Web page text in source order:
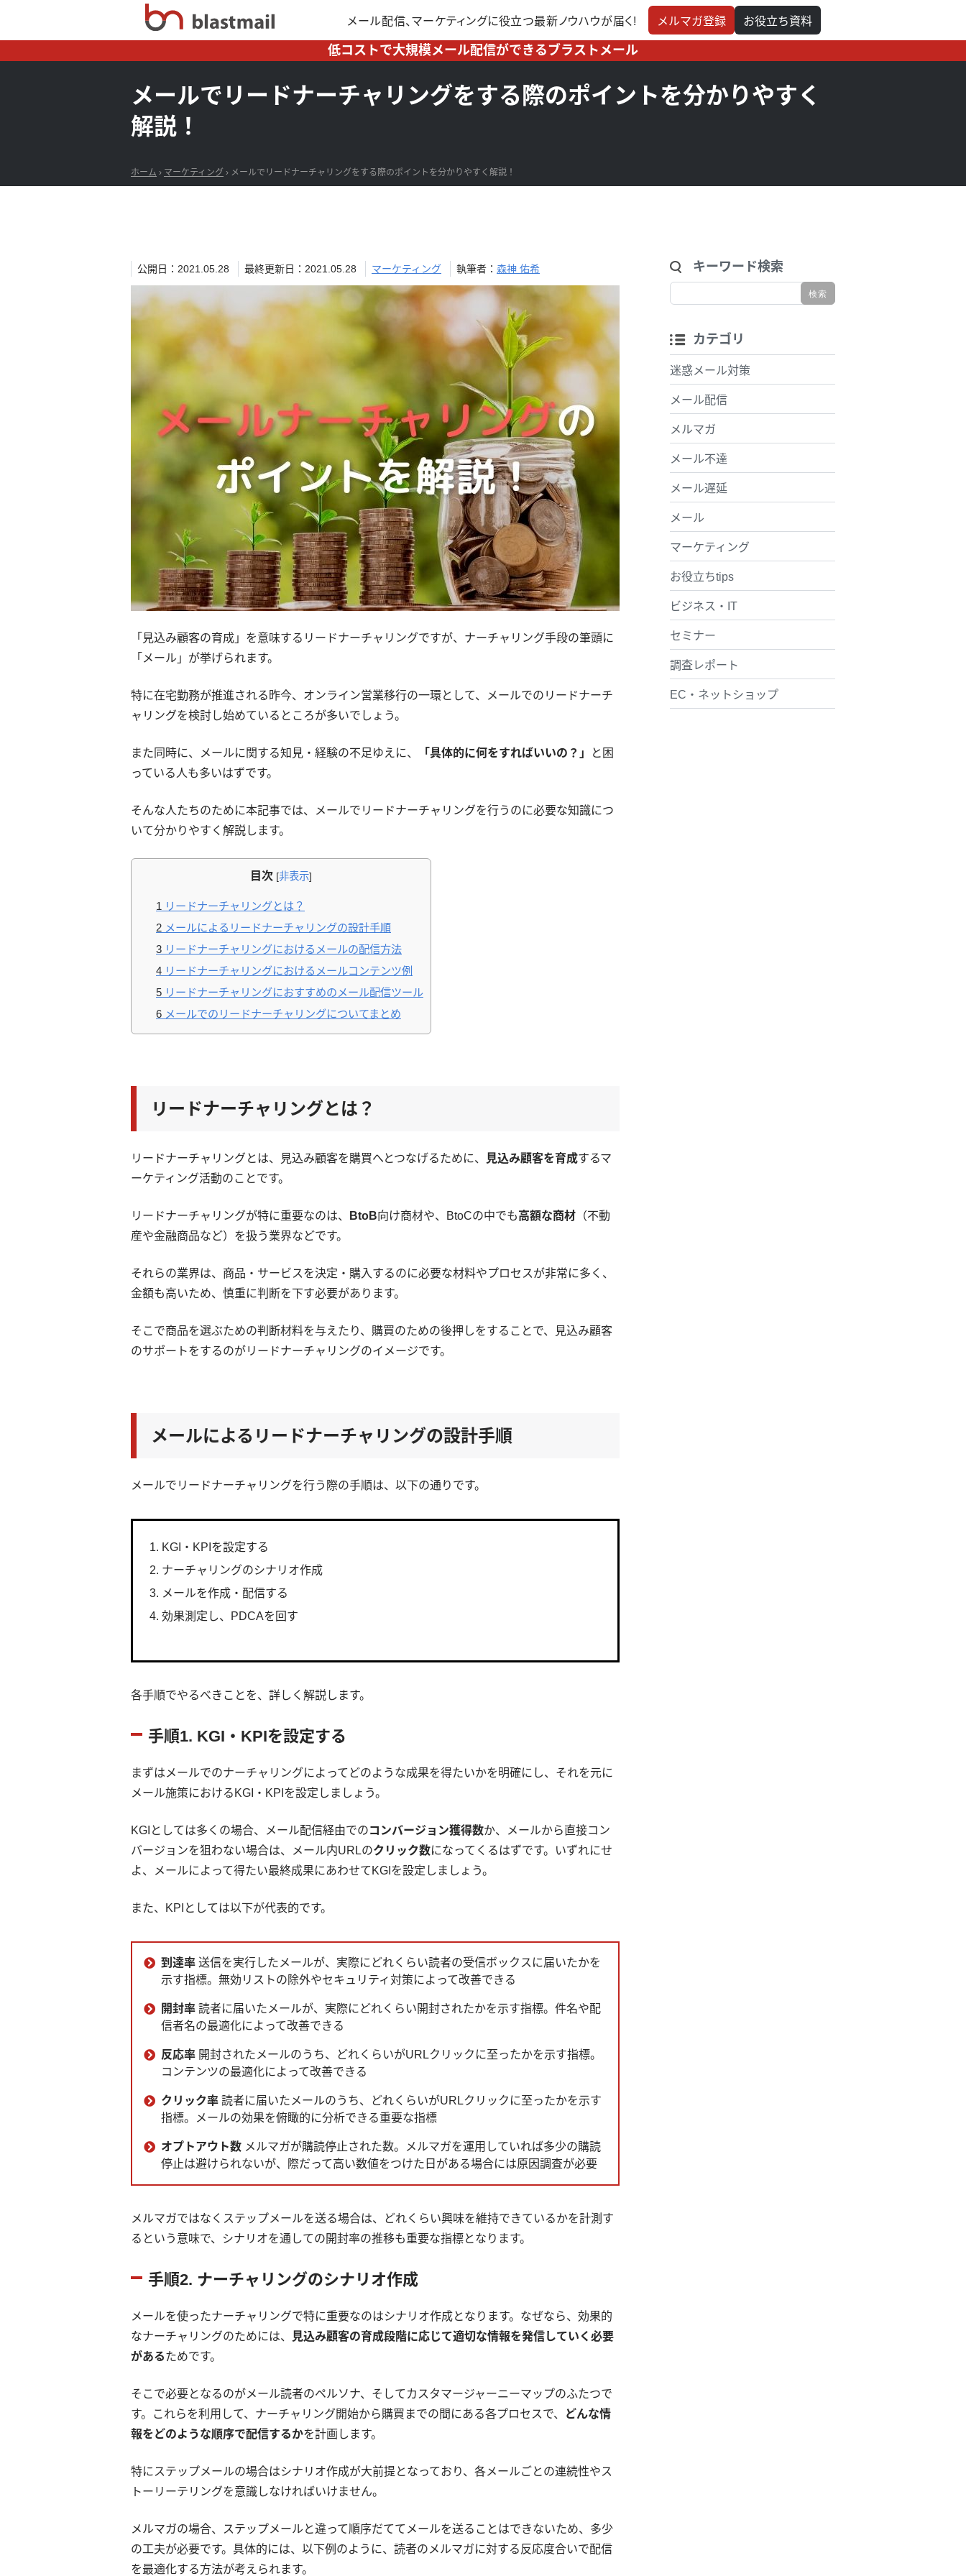
メール配信、マーケティングに役立つ最新ノウハウが届く! メルマガ登録 お役立ち資料
低コストで大規模メール配信ができるブラストメール
メールでリードナーチャリングをする際のポイントを分かりやすく
解説！
ホーム › マーケティング › メールでリードナーチャリングをする際のポイントを分かりやすく解説！
公開日：2021.05.28 最終更新日：2021.05.28 マーケティング 執筆者： 森神 佑希
「見込み顧客の育成」を意味するリードナーチャリングですが、ナーチャリング手段の筆頭に
「メール」が挙げられます。
特に在宅勤務が推進される昨今、オンライン営業移行の一環として、メールでのリードナーチ
ャリングを検討し始めているところが多いでしょう。
また同時に、メールに関する知見・経験の不足ゆえに、 「具体的に何をすればいいの？」
と困
っている人も多いはずです。
そんな人たちのために本記事では、メールでリードナーチャリングを行うのに必要な知識につ
いて分かりやすく解説します。
目次 [非表示]
1 リードナーチャリングとは？
2 メールによるリードナーチャリングの設計手順
3 リードナーチャリングにおけるメールの配信方法
4 リードナーチャリングにおけるメールコンテンツ例
5 リードナーチャリングにおすすめのメール配信ツール
6 メールでのリードナーチャリングについてまとめ
リードナーチャリングとは？
リードナーチャリングとは、見込み顧客を購買へとつなげるために、 見込み顧客を育成するマ
ーケティング活動のことです。
リードナーチャリングが特に重要なのは、 BtoB向け商材や、BtoCの中でも高額な商材 （不動
産や金融商品など）を扱う業界などです。
それらの業界は、商品・サービスを決定・購入するのに必要な材料やプロセスが非常に多く、
金額も高いため、慎重に判断を下す必要があります。
そこで商品を選ぶための判断材料を与えたり、購買のための後押しをすることで、見込み顧客
のサポートをするのがリードナーチャリングのイメージです。
メールによるリードナーチャリングの設計手順
メールでリードナーチャリングを行う際の手順は、以下の通りです。
KGI・KPIを設定する
ナーチャリングのシナリオ作成
メールを作成・配信する
効果測定し、PDCAを回す
各手順でやるべきことを、詳しく解説します。
手順1. KGI・KPIを設定する
まずはメールでのナーチャリングによってどのような成果を得たいかを明確にし、それを元に
メール施策におけるKGI・KPIを設定しましょう。
KGIとしては多くの場合、メール配信経由でのコンバージョン獲得数か、メールから直接コン
バージョンを狙わない場合は、メール内URLのクリック数になってくるはずです。いずれにせ
よ、メールによって得たい最終成果にあわせてKGIを設定しましょう。
また、KPIとしては以下が代表的です。
到達率 送信を実行したメールが、実際にどれくらい読者の受信ボックスに届いたかを
示す指標。無効リストの除外やセキュリティ対策によって改善できる
開封率 読者に届いたメールが、実際にどれくらい開封されたかを示す指標。件名や配
信者名の最適化によって改善できる
反応率 開封されたメールのうち、どれくらいがURLクリックに至ったかを示す指標。
コンテンツの最適化によって改善できる
クリック率 読者に届いたメールのうち、どれくらいがURLクリックに至ったかを示す
指標。メールの効果を俯瞰的に分析できる重要な指標
オプトアウト数 メルマガが購読停止された数。メルマガを運用していれば多少の購読
停止は避けられないが、際だって高い数値をつけた日がある場合には原因調査が必要
メルマガではなくステップメールを送る場合は、どれくらい興味を維持できているかを計測す
るという意味で、シナリオを通しての開封率の推移も重要な指標となります。
手順2. ナーチャリングのシナリオ作成
メールを使ったナーチャリングで特に重要なのはシナリオ作成となります。なぜなら、効果的
なナーチャリングのためには、
見込み顧客の育成段階に応じて適切な情報を発信していく必要
があるためです。
そこで必要となるのがメール読者のペルソナ、そしてカスタマージャーニーマップのふたつで
す。これらを利用して、ナーチャリング開始から購買までの間にある各プロセスで、
どんな情
報をどのような順序で配信するかを計画します。
特にステップメールの場合はシナリオ作成が大前提となっており、各メールごとの連続性やス
トーリーテリングを意識しなければいけません。
メルマガの場合、ステップメールと違って順序だててメールを送ることはできないため、多少
の工夫が必要です。具体的には、以下例のように、読者のメルマガに対する反応度合いで配信
を最適化する方法が考えられます。
キーワード検索
カテゴリ
迷惑メール対策
メール配信
メルマガ
メール不達
メール遅延
メール
マーケティング
お役立ちtips
ビジネス・IT
セミナー
調査レポート
EC・ネットショップ